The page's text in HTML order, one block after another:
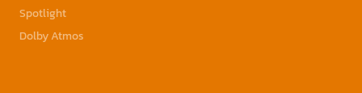
Spotlight
Dolby Atmos